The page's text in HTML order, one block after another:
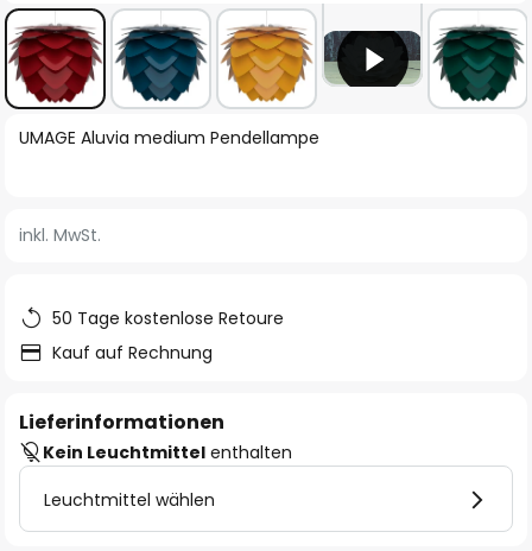
Zum
springen
UMAGE Aluvia medium Pendellampe
inkl. MwSt.
50 Tage kostenlose Retoure
Kauf auf Rechnung
Lieferinformationen
Kein Leuchtmittel enthalten
Leuchtmittel wählen